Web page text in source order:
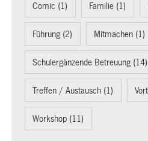
Comic (1) Familie (1)
Führung (2) Mitmachen (1)
Schulergänzende Betreuung (14)
Treffen / Austausch (1)
Workshop (11)